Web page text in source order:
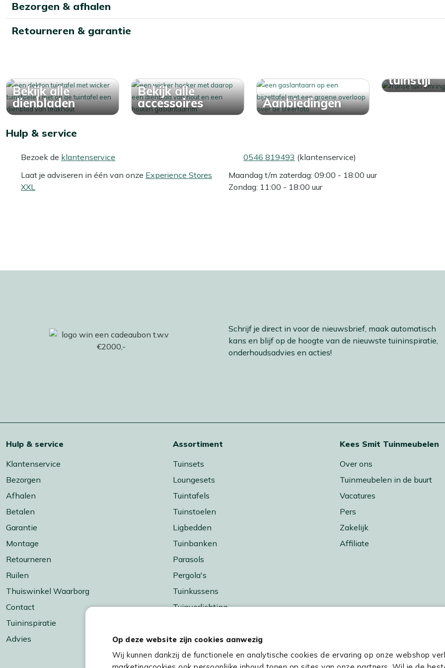
Op deze website zijn cookies aanwezig
Wij kunnen dankzij de functionele en analytische cookies de ervaring op onze webshop
Bezorgen & afhalen
Retourneren & garantie
Bekijk alle
dienbladen
Bekijk alle
accessoires
Aanbiedingen
tuinstijl
Hulp & service
Bezoek de klantenservice
Laat je adviseren in één van onze Experience Stores
XXL
0546 819493 (klantenservice)
Maandag t/m zaterdag: 09:00 - 18:00 uur
Zondag: 11:00 - 18:00 uur
Schrijf je direct in voor de nieuwsbrief, maak automatisch
kans en blijf op de hoogte van de nieuwste tuininspiratie,
onderhoudsadvies en acties!
Hulp & service
Klantenservice
Bezorgen
Afhalen
Betalen
Garantie
Montage
Retourneren
Ruilen
Thuiswinkel Waarborg
Contact
Tuininspiratie
Advies
Assortiment
Tuinsets
Loungesets
Tuintafels
Tuinstoelen
Ligbedden
Tuinbanken
Parasols
Pergola's
Tuinkussens
Tuinverlichting
Vuur & terrasverwarming
Tuinaccessoires
Kees Smit Tuinmeubelen
Over ons
Tuinmeubelen in de buurt
Vacatures
Pers
Zakelijk
Affiliate